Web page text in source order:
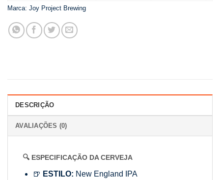
Marca: Joy Project Brewing
DESCRIÇÃO
AVALIAÇÕES (0)
🔍 ESPECIFICAÇÃO DA CERVEJA
🍺 ESTILO: New England IPA